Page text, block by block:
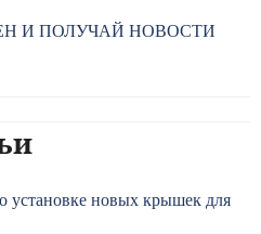
И ПОЛУЧАЙ НОВОСТИ
установке новых крышек для